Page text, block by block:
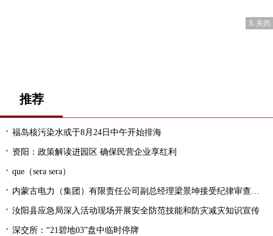
X 关闭
推荐
福岛核污染水或于8月24日中午开始排海
资阳：政策解读进园区 确保民营企业享红利
que（sera sera）
内蒙古电力（集团）有限责任公司副总经理梁景坤接受纪律审查和监察调查
汝阳县应急局深入活动现场开展安全防范技能和防灾减灾知识宣传
深交所：“21碧地03”盘中临时停牌